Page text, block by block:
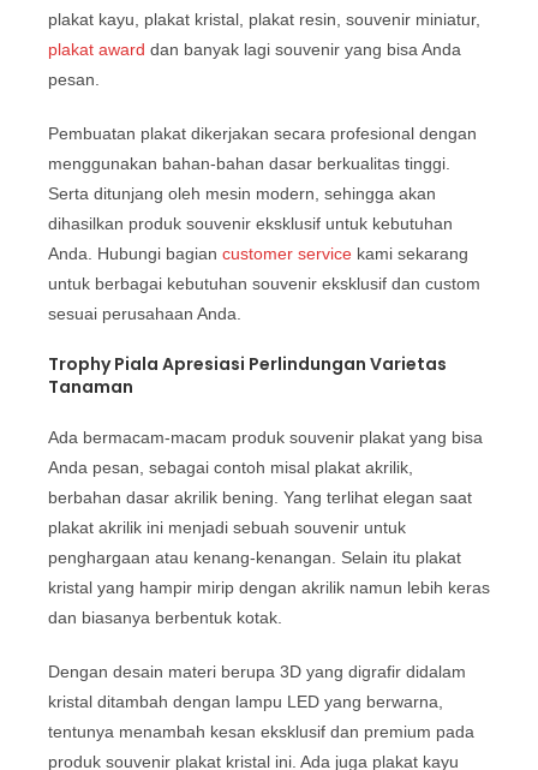
plakat kayu, plakat kristal, plakat resin, souvenir miniatur,
plakat award dan banyak lagi souvenir yang bisa Anda
pesan.
Pembuatan plakat dikerjakan secara profesional dengan
menggunakan bahan-bahan dasar berkualitas tinggi.
Serta ditunjang oleh mesin modern, sehingga akan
dihasilkan produk souvenir eksklusif untuk kebutuhan
Anda. Hubungi bagian customer service kami sekarang
untuk berbagai kebutuhan souvenir eksklusif dan custom
sesuai perusahaan Anda.
Trophy Piala Apresiasi Perlindungan Varietas
Tanaman
Ada bermacam-macam produk souvenir plakat yang bisa
Anda pesan, sebagai contoh misal plakat akrilik,
berbahan dasar akrilik bening. Yang terlihat elegan saat
plakat akrilik ini menjadi sebuah souvenir untuk
penghargaan atau kenang-kenangan. Selain itu plakat
kristal yang hampir mirip dengan akrilik namun lebih keras
dan biasanya berbentuk kotak.
Dengan desain materi berupa 3D yang digrafir didalam
kristal ditambah dengan lampu LED yang berwarna,
tentunya menambah kesan eksklusif dan premium pada
produk souvenir plakat kristal ini. Ada juga plakat kayu